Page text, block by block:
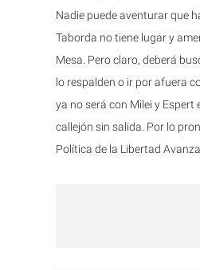
Nadie puede aventurar que
Taborda no tiene lugar y
Mesa. Pero claro, deberá
lo respalden o ir por afuera
ya no será con Milei y Espert
callejón sin salida. Por lo
Política de la Libertad